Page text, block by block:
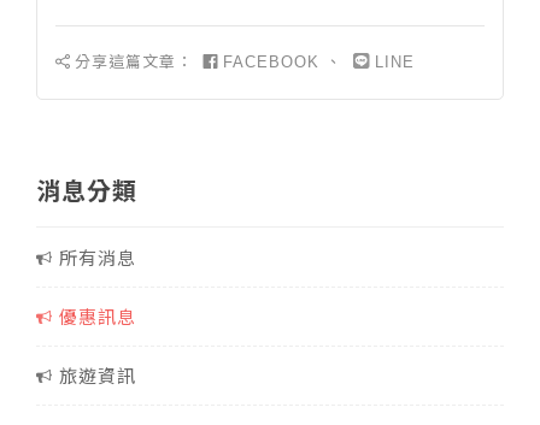
分享這篇文章： FACEBOOK 、 LINE
消息分類
所有消息
優惠訊息
旅遊資訊